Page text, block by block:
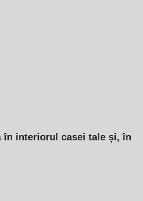
în interiorul casei tale și, în